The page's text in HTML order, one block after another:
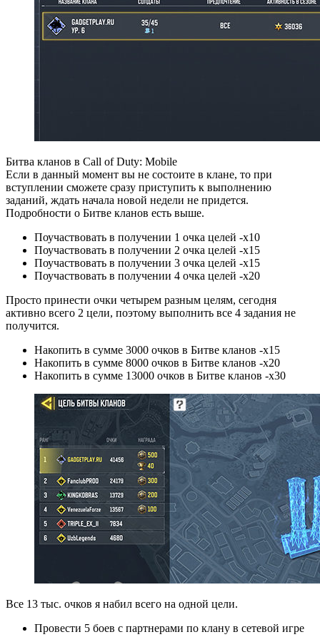
Битва кланов в Call of Duty: Mobile
Если в данный момент вы не состоите в клане, то при
вступлении сможете сразу приступить к выполнению
заданий, ждать начала новой недели не придется.
Подробности о Битве кланов есть выше.
Поучаствовать в получении 1 очка целей -х10
Поучаствовать в получении 2 очка целей -х15
Поучаствовать в получении 3 очка целей -х15
Поучаствовать в получении 4 очка целей -х20
Просто принести очки четырем разным целям, сегодня
активно всего 2 цели, поэтому выполнить все 4 задания не
получится.
Накопить в сумме 3000 очков в Битве кланов -х15
Накопить в сумме 8000 очков в Битве кланов -х20
Накопить в сумме 13000 очков в Битве кланов -х30
Все 13 тыс. очков я набил всего на одной цели.
Провести 5 боев с партнерами по клану в сетевой игре